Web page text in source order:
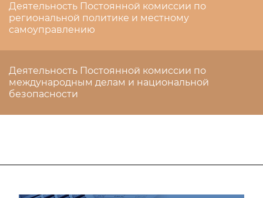
Деятельность Постоянной комиссии по
региональной политике и местному
самоуправлению
Деятельность Постоянной комиссии по
международным делам и национальной
безопасности